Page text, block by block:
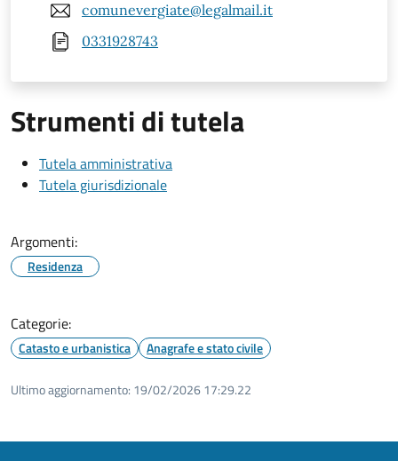
comunevergiate@legalmail.it
0331928743
Strumenti di tutela
Tutela amministrativa
Tutela giurisdizionale
Argomenti:
Residenza
Categorie:
Catasto e urbanistica Anagrafe e stato civile
Ultimo aggiornamento: 19/02/2026 17:29.22